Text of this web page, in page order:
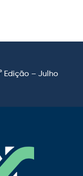
Edição – Julho